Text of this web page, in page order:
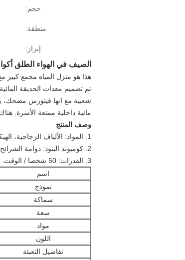
حجم:
منطقة:
إبراز:
الصيف في الهواء الطلق
هذا هو منزل المياه مجمع كبير
تم تصميم معدات الحديقة
شعبية مع انها فيتورس مضحك،
مائية داخلية ممتعة الأسرة.
وصف المنتج
1. المواد: الألياف الزجاجية، الهيكل الصلب وغيرها
2. كومبوند البنود: دوامة الشرائح، تخطي دلو، بخاخ المياه، الكرتون / الحيوان الرموز، المياه تسلق صافي وغيرها للمتعة الأسرة.
3. القدرات: 50 شخصا / الوقت.
اسم
نموذج
سماكة
سعة
مواد
اللون
تفاصيل التعبئة